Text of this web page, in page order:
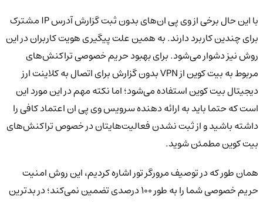
با این حال برخی از وی پی ان‌های بدون ثبت گزارش آدرس IP مشترک
برای چندین کاربرد دارند. به همین علت پیگیری هویت کاربران در این
روش نیز دشوار می‌شود. برای بهبود حریم خصوصی تراکنش‌های
مربوط به بیت کوین از VPN بدون گزارش برای اتصال به کلاینت ارز
دیجیتال بیت کوین استفاده می‌شود؛ اما نکته مهم در این مورد این
است که حتما باید به ارائه دهنده سرویس وی پی ان اعتماد کافی را
داشته باشید و از ثبت نشدن فعالیت‌هایتان در خصوص تراکنش‌های
بیت کوین مطمئن شوید.
همان طور که در توصیف مرورگر تور اشاره کردیم، این روش امنیت
حریم خصوصی شما را به طور 100 درصدی تضمین نمی‌کند؛ در بدترین